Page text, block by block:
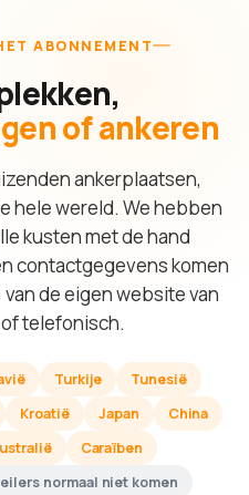
ABONNEMENT
of ankeren
ankerplaatsen,
hele wereld. We hebben
kusten met de hand
contactgegevens komen
de eigen website van
telefonisch.
Turkije
Tunesië
Kroatië Japan
China
Caraïben
normaal niet komen